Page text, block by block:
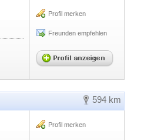
Profil merken
Freunden empfehlen
594 km
Profil merken